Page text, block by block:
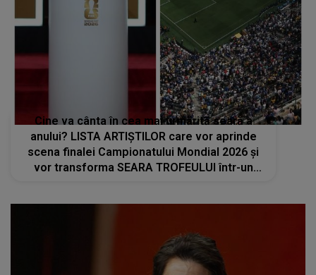
Cine va cânta în cea mai urmărită seară a
anului? LISTA ARTIȘTILOR care vor aprinde
scena finalei Campionatului Mondial 2026 și
vor transforma SEARA TROFEULUI într-un